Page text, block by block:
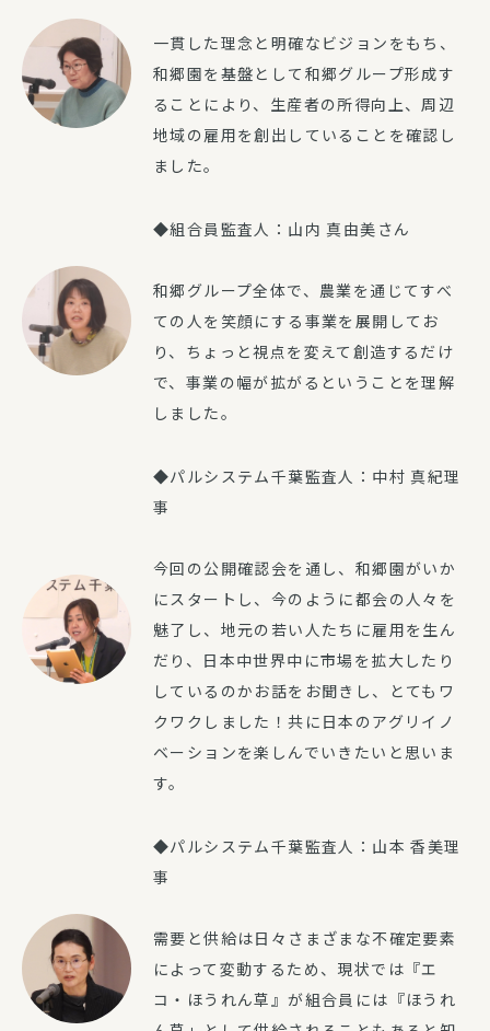
一貫した理念と明確なビジョンをもち、
和郷園を基盤として和郷グループ形成す
ることにより、生産者の所得向上、周辺
地域の雇用を創出していることを確認し
ました。
◆組合員監査人：山内 真由美さん
和郷グループ全体で、農業を通じてすべ
ての人を笑顔にする事業を展開してお
り、ちょっと視点を変えて創造するだけ
で、事業の幅が拡がるということを理解
しました。
◆パルシステム千葉監査人：中村 真紀理
事
今回の公開確認会を通し、和郷園がいか
にスタートし、今のように都会の人々を
魅了し、地元の若い人たちに雇用を生ん
だり、日本中世界中に市場を拡大したり
しているのかお話をお聞きし、とてもワ
クワクしました！共に日本のアグリイノ
ベーションを楽しんでいきたいと思いま
す。
◆パルシステム千葉監査人：山本 香美理
事
需要と供給は日々さまざまな不確定要素
によって変動するため、現状では『エ
コ・ほうれん草』が組合員には『ほうれ